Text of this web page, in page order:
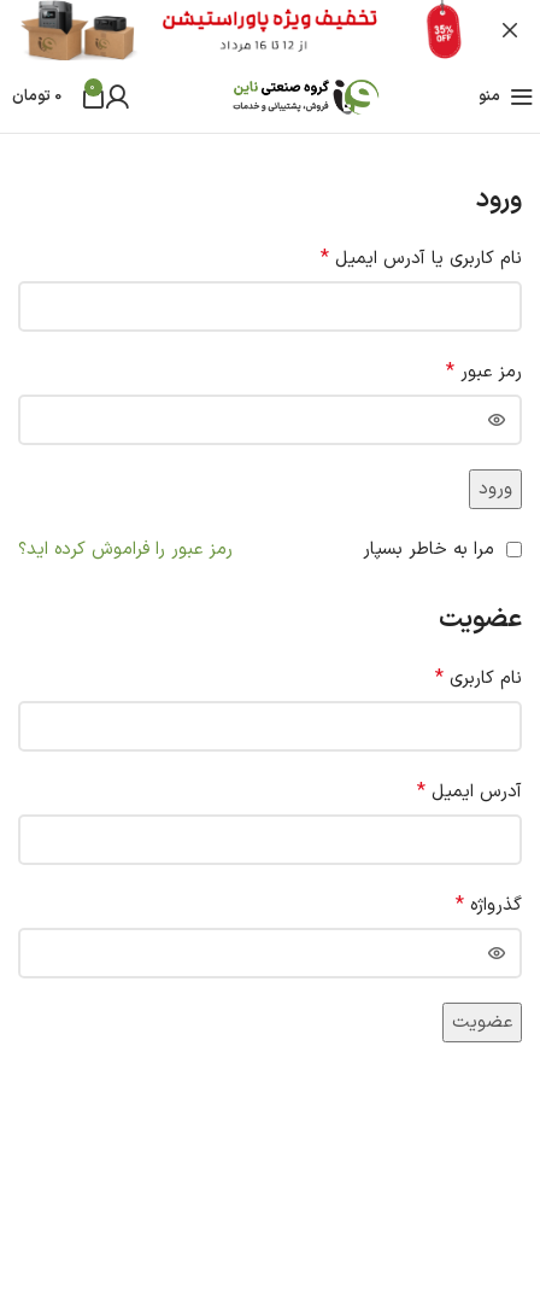
منو 0
0 تومان
ورود
نام کاربری یا آدرس ایمیل *
رمز عبور *
ورود
رمز عبور را فراموش کرده اید؟ مرا به خاطر بسپار
عضویت
نام کاربری *
آدرس ایمیل *
گذرواژه *
عضویت